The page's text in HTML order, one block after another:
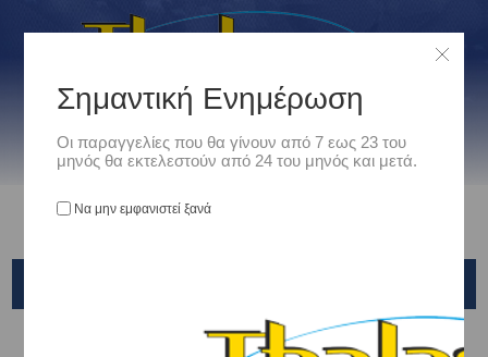
Υδραυλικός Εξοπλισμός
Σημαντική Ενημέρωση
Οι παραγγελίες που θα γίνουν από 7 εως 23 του
μηνός θα εκτελεστούν από 24 του μηνός και μετά.
Να μην εμφανιστεί ξανά